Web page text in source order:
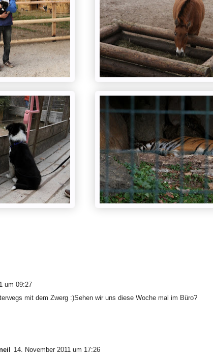
um 09:27
mit dem Zwerg :)Sehen wir uns diese Woche mal im Büro?
14. November 2011 um 17:26